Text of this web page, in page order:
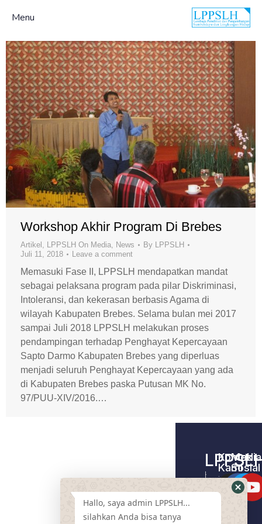
Menu
Workshop Akhir Program Di Brebes
Artikel LPPSLH On Media News By LPPSLH
Juli 11, 2018
Leave a comment
Memasuki Fase II, LPPSLH mendapatkan mandat
sebagai pelaksana program pada pilar Diskriminasi,
Intoleransi, dan kekerasan berbasis Agama di
wilayah Kabupaten Brebes. Selama bulan mei 2017
sampai Juli 2018 LPPSLH melakukan proses
pendampingan terhadap Penghayat Kepercayaan
Sapto Darmo Kabupaten Brebes yang diperluas
menjadi seluruh Penghayat Kepercayaan yang ada
di Kabupaten Brebes paska Putusan MK No.
97/PUU-XIV/2016.…
Home –
LPPSLH
Kontak
Kami
Tentang
Kami
Media
Sosial
Hallo, saya admin LPPSLH...
silahkan Anda bisa tanya